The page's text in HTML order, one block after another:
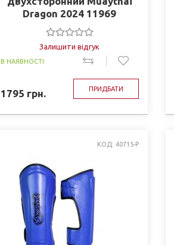
Dragon 2024 11969
Залишити відгук
В НАЯВНОСТІ
1795 грн. ПРИДБАТИ
КОД: 40715-P